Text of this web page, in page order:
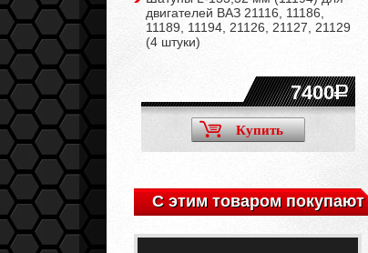
двигателей ВАЗ 21116, 11186,
11189, 11194, 21126, 21127, 21129
(4 штуки)
7400
Купить
С этим товаром покупают